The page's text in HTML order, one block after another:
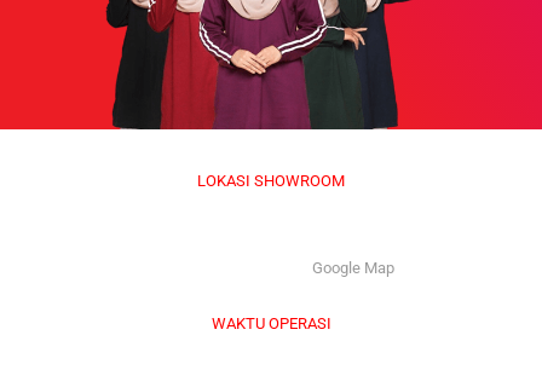
LOKASI SHOWROOM
Google Map
WAKTU OPERASI